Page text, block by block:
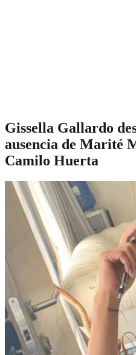
Gissella Gallardo
ausencia de Marité
Camilo Huerta